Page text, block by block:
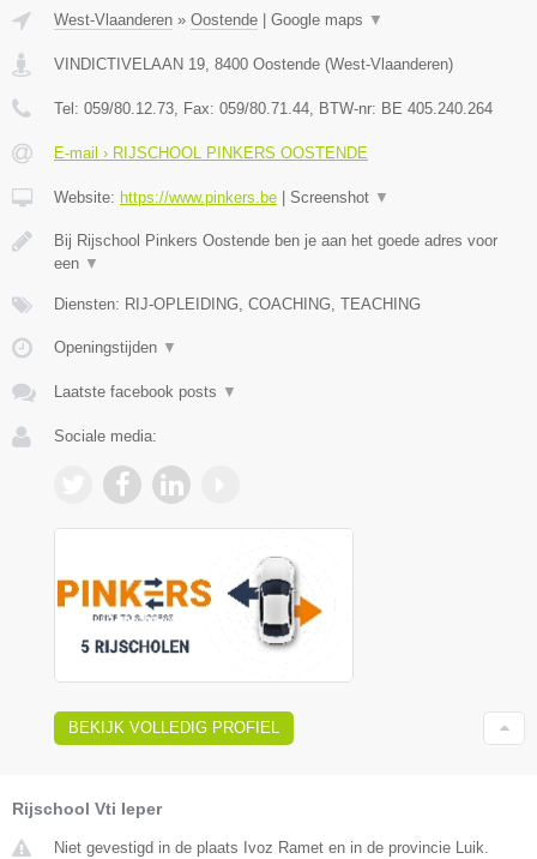
West-Vlaanderen » Oostende Google maps ▼
VINDICTIVELAAN 19, 8400 Oostende (West-Vlaanderen)
Tel: 059/80.12.73, Fax: 059/80.71.44, BTW-nr: BE 405.240.264
E-mail › RIJSCHOOL PINKERS OOSTENDE
Website: https://www.pinkers.be Screenshot ▼
Bij Rijschool Pinkers Oostende ben je aan het goede adres voor
een ▼
Diensten: RIJ-OPLEIDING, COACHING, TEACHING
Openingstijden ▼
Laatste facebook posts ▼
Sociale media:
BEKIJK VOLLEDIG PROFIEL
Rijschool Vti Ieper
Niet gevestigd in de plaats Ivoz Ramet en in de provincie Luik.